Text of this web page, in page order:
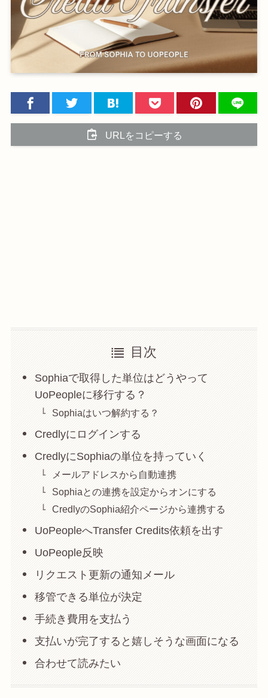
URLをコピーする
目次
Sophiaで取得した単位はどうやって
UoPeopleに移行する？
Sophiaはいつ解約する？
Credlyにログインする
CredlyにSophiaの単位を持っていく
メールアドレスから自動連携
Sophiaとの連携を設定からオンにする
CredlyのSophia紹介ページから連携する
UoPeopleへTransfer Credits依頼を出す
UoPeople反映
リクエスト更新の通知メール
移管できる単位が決定
手続き費用を支払う
支払いが完了すると嬉しそうな画面になる
合わせて読みたい